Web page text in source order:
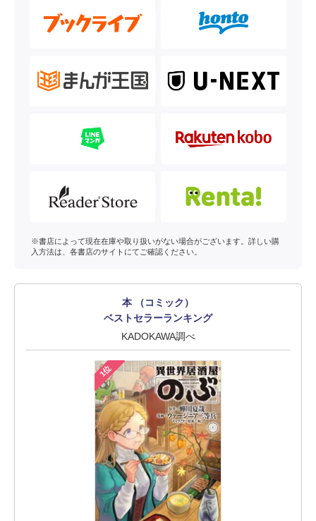
※書店によって現在在庫や取り扱いがない場合がございます。詳しい購
入方法は、各書店のサイトにてご確認ください。
本 （コミック）
ベストセラーランキング
KADOKAWA調べ
1位